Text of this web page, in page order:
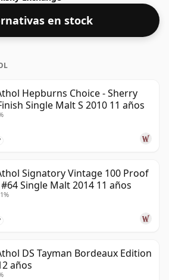
concentración óptima para
o con una gota de agua.
en stock
Hepburns Choice - Sherry
Single Malt S 2010 11 años
Signatory Vintage 100 Proof
Single Malt 2014 11 años
DS Tayman Bordeaux Edition
años